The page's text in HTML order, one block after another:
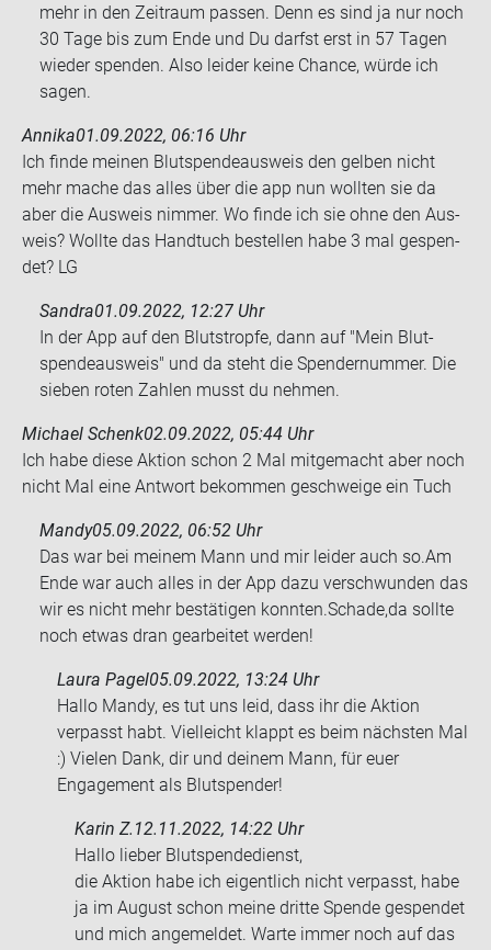
mehr in den Zeit­raum pas­sen. Denn es sind ja nur noch
30 Tage bis zum Ende und Du darfst erst in 57 Tagen
wie­der spen­den. Also lei­der keine Chan­ce, würde ich
sagen.
Annika01.09.2022, 06:16 Uhr
Ich finde mei­nen Blut­spen­de­aus­weis den gel­ben nicht
mehr mache das alles über die app nun woll­ten sie da
aber die Aus­weis nim­mer. Wo finde ich sie ohne den Aus­
weis? Woll­te das Hand­tuch be­stel­len habe 3 mal ge­spen­
det? LG
Sandra01.09.2022, 12:27 Uhr
In der App auf den Bluts­trop­fe, dann auf "Mein Blut­
spen­de­aus­weis" und da steht die Spen­der­num­mer. Die
sie­ben roten Zah­len musst du neh­men.
Michael Schenk02.09.2022, 05:44 Uhr
Ich habe diese Ak­ti­on schon 2 Mal mit­ge­macht aber noch
nicht Mal eine Ant­wort be­kom­men ge­schwei­ge ein Tuch
Mandy05.09.2022, 06:52 Uhr
Das war bei mei­nem Mann und mir lei­der auch so.Am
Ende war auch alles in der App dazu ver­schwun­den das
wir es nicht mehr be­stä­ti­gen konn­ten.Scha­de,da soll­te
noch etwas dran ge­ar­bei­tet wer­den!
Laura Pagel05.09.2022, 13:24 Uhr
Hallo Mandy, es tut uns leid, dass ihr die Aktion
verpasst habt. Vielleicht klappt es beim nächsten Mal
:) Vielen Dank, dir und deinem Mann, für euer
Engagement als Blutspender!
Karin Z. 12.11.2022, 14:22 Uhr
Hallo lie­ber Blut­spen­de­dienst,
die Ak­ti­on habe ich ei­gent­lich nicht ver­passt, habe
ja im Au­gust schon meine drit­te Spen­de ge­spen­det
und mich an­ge­mel­det. Warte immer noch auf das